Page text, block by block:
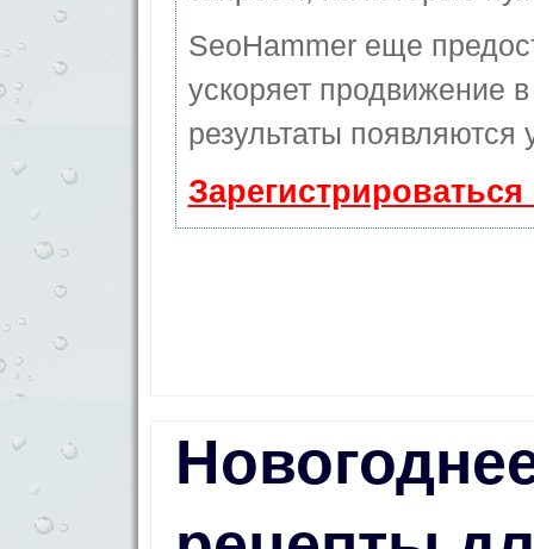
SeoHammer еще
ускоряет продвижение
результаты